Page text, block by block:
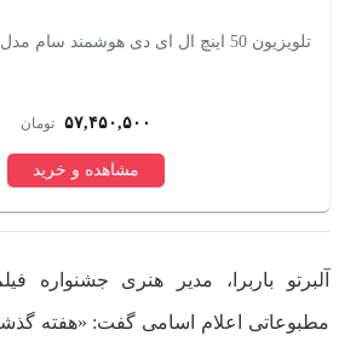
تلویزیون 50 اینچ ال ای دی هوشمند سام مدل UA50CU7750CC
۵۷,۴۵۰,۵۰۰ تومان
مشاهده و خرید
آلبرتو باربرا، مدیر هنری جشنواره
مطبوعاتی اعلام اسامی گفت: «هفته